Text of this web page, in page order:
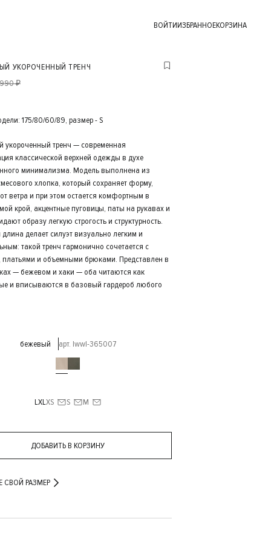
ВОЙТИИЗБРАННОЕКОРЗИНА
УКОРОЧЕННЫЙ ТРЕНЧ
₽
175/80/60/89, размер - S
укороченный тренч — современная
классической верхней одежды в духе
минимализма. Модель выполнена из
хлопка, который сохраняет форму,
ветра и при этом остается комфортным в
крой, акцентные пуговицы, паты на рукавах и
образу легкую строгость и структурность.
делает силуэт визуально легким и
такой тренч гармонично сочетается с
и объемными брюками. Представлен в
— бежевом и хаки — оба читаются как
и вписываются в базовый гардероб любого
бежевый арт. lwwl-365007
LXLXS S M
ДОБАВИТЬ В КОРЗИНУ
СВОЙ РАЗМЕР